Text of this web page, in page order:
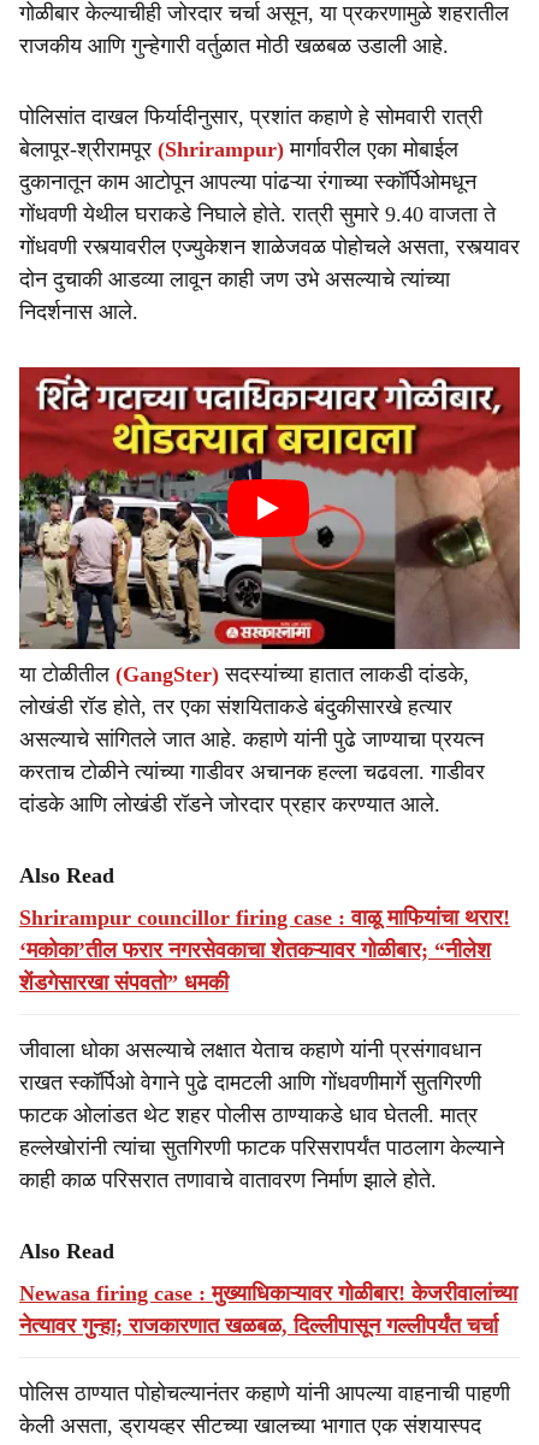
गोळीबार केल्याचीही जोरदार चर्चा असून, या प्रकरणामुळे शहरातील
राजकीय आणि गुन्हेगारी वर्तुळात मोठी खळबळ उडाली आहे.
पोलिसांत दाखल फिर्यादीनुसार, प्रशांत कहाणे हे सोमवारी रात्री
बेलापूर-श्रीरामपूर (Shrirampur) मार्गावरील एका मोबाईल
दुकानातून काम आटोपून आपल्या पांढऱ्या रंगाच्या स्कॉर्पिओमधून
गोंधवणी येथील घराकडे निघाले होते. रात्री सुमारे 9.40 वाजता ते
गोंधवणी रस्त्यावरील एज्युकेशन शाळेजवळ पोहोचले असता, रस्त्यावर
दोन दुचाकी आडव्या लावून काही जण उभे असल्याचे त्यांच्या
निदर्शनास आले.
या टोळीतील (GangSter) सदस्यांच्या हातात लाकडी दांडके,
लोखंडी रॉड होते, तर एका संशयिताकडे बंदुकीसारखे हत्यार
असल्याचे सांगितले जात आहे. कहाणे यांनी पुढे जाण्याचा प्रयत्न
करताच टोळीने त्यांच्या गाडीवर अचानक हल्ला चढवला. गाडीवर
दांडके आणि लोखंडी रॉडने जोरदार प्रहार करण्यात आले.
Also Read
Shrirampur councillor firing case : वाळू माफियांचा थरार!
‘मकोका’तील फरार नगरसेवकाचा शेतकऱ्यावर गोळीबार; “नीलेश
शेंडगेसारखा संपवतो” धमकी
जीवाला धोका असल्याचे लक्षात येताच कहाणे यांनी प्रसंगावधान
राखत स्कॉर्पिओ वेगाने पुढे दामटली आणि गोंधवणीमार्गे सुतगिरणी
फाटक ओलांडत थेट शहर पोलीस ठाण्याकडे धाव घेतली. मात्र
हल्लेखोरांनी त्यांचा सुतगिरणी फाटक परिसरापर्यंत पाठलाग केल्याने
काही काळ परिसरात तणावाचे वातावरण निर्माण झाले होते.
Also Read
Newasa firing case : मुख्याधिकाऱ्यावर गोळीबार! केजरीवालांच्या
नेत्यावर गुन्हा; राजकारणात खळबळ, दिल्लीपासून गल्लीपर्यंत चर्चा
पोलिस ठाण्यात पोहोचल्यानंतर कहाणे यांनी आपल्या वाहनाची पाहणी
केली असता, ड्रायव्हर सीटच्या खालच्या भागात एक संशयास्पद